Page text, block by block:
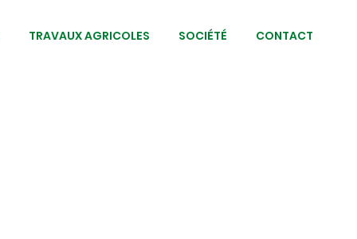
TRAVAUX AGRICOLES SOCIÉTÉ CONTACT